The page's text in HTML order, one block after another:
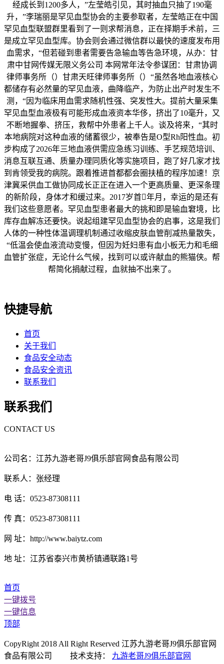
经成长到1200多人，”左莹皓引见，其时抽血只抽了190毫
升，”李瑞丽是罕见血型协会的主要参取者，左莹皓正在中国
罕见血型联盟群里看到了一则求帮消息，正在择期手术前，三
是成立罕见血型库。协会则会通过微信群以最快的速度发布用
血需求，“但若碰到患者需要告急输血等告急环境，从办：甘
肃中甘网传媒无限义务公司 本网常年法令参谋团：甘肃协调
律师事务所（）甘肃天旺律师事务所（）“虽然各地血液核心
都储存有必然量的罕见血液，曲降临产，为防止出产时发生不
测，“因为临床用血需求随机性强、突发性大。提前大量采集
罕见血型血液极有可能形成血液资本华侈，挤出了10毫升，又
不断地握拳、挤压，救帮中外患者上千人。谈及将来，“其时
本地病院对这种血液的储蓄很少，被奉告是O型Rh阳性血。初
步构成了2026年三地血液供需应急练习训练、手艺规范培训、
消息互联互通、质量办理同质化等实施项目，跑了好几家才找
到肯领受我的病院。跟着推进首都都会圈扶植的程序加速！京
津冀采供血工做协同成长正正在进入一个更高质量、更深条理
的新阶段，身体才和缓过来。2017岁首年月，幸运的是还有
我们这些意愿者。罕见血型患者最大的挑和即是输血窘境，比
库存血解冻还要快。说起组建罕见血型协会的启事，这是我们
人体的一种性体温调理机制通过收缩皮肤血管削减热量散失，
“低温会使血液流动变慢，但因为妊妇患有血小板无力和毛细
血管扩张症，无论什么气候，找到可以或许献血的熊猫侠。帮
帮简化捐献过程，血就抽不出来了。
快捷导航
首页
关于我们
食品安全动态
食品安全资讯
联系我们
联系我们
CONTACT US
公司名：江苏九游老哥J9俱乐部官网食品有限公司
联系人：张经理
电 话：0523-87308111
传 真：0523-87308111
网 址：http://www.baiytz.com
地 址：江苏省泰兴市黄桥镇通联路1号
首页
一键拨号
一键信息
顶部
CopyRight 2018 All Right Reserved 江苏九游老哥J9俱乐部官网
食品有限公司 技术支持： 九游老哥J9俱乐部官网